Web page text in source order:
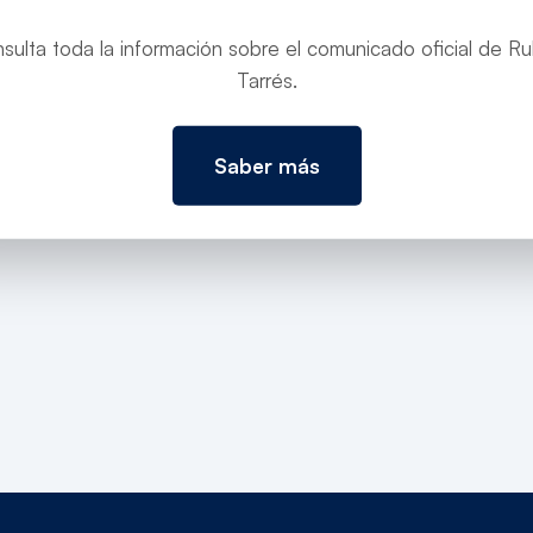
govern.cat.https://govern.cat/gov/notes-premsa/
del-govern-respecte-absolut-lentorn
toda la información sobre el comunicado oficial de
Tarrés.
Saber más